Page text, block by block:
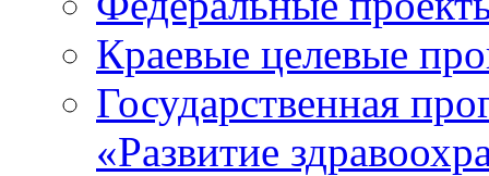
Краевые целевые
Государственная
«Развитие